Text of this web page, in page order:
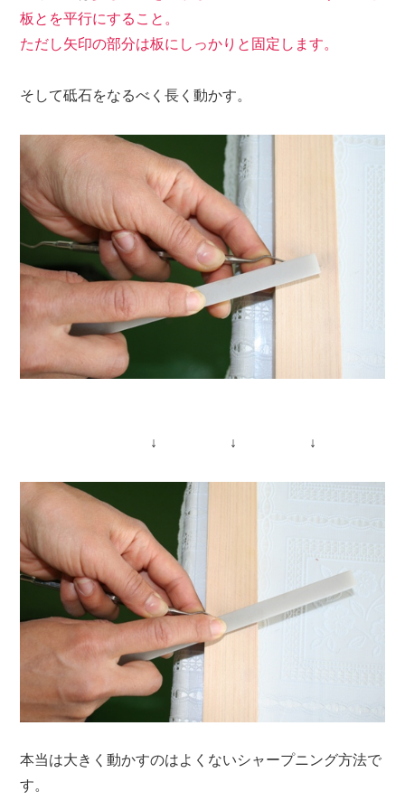
板とを平行にすること。
ただし矢印の部分は板にしっかりと固定します。
そして砥石をなるべく長く動かす。
↓ ↓ ↓
本当は大きく動かすのはよくないシャープニング方法で
す。